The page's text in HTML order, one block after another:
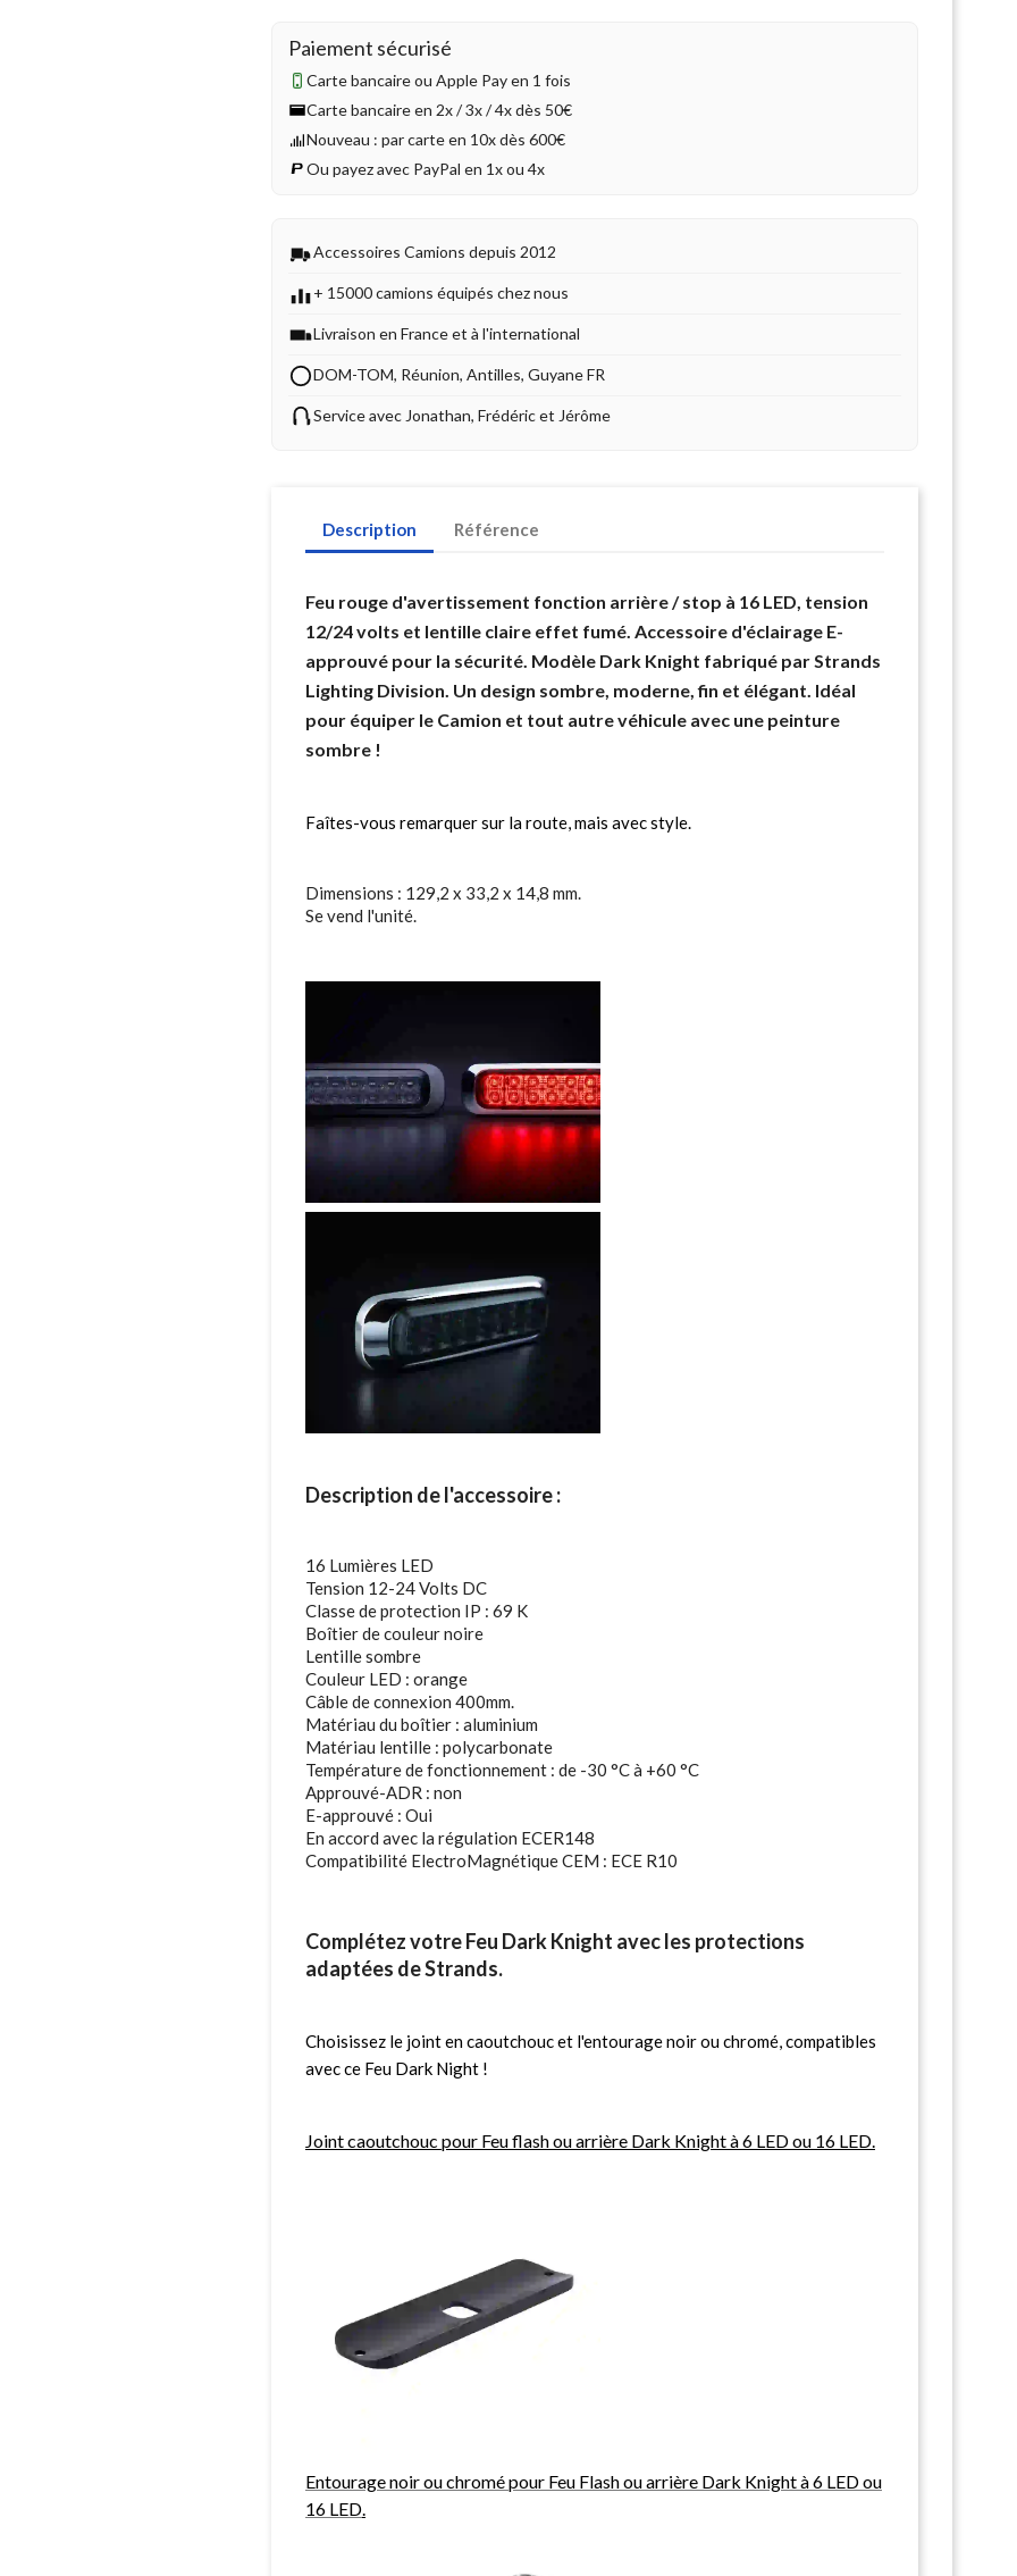
Paiement sécurisé
Carte bancaire ou Apple Pay en 1 fois
Carte bancaire en 2x / 3x / 4x dès 50€
Nouveau : par carte en 10x dès 600€
Ou payez avec PayPal en 1x ou 4x
Accessoires Camions depuis 2012
+ 15000 camions équipés chez nous
Livraison en France et à l'international
DOM-TOM, Réunion, Antilles, Guyane FR
Service avec Jonathan, Frédéric et Jérôme
Description Référence
Feu rouge d'avertissement fonction arrière / stop à 16 LED, tension
12/24 volts et lentille claire effet fumé. Accessoire d'éclairage E-
approuvé pour la sécurité. Modèle Dark Knight fabriqué par Strands
Lighting Division. Un design sombre, moderne, fin et élégant. Idéal
pour équiper le Camion et tout autre véhicule avec une peinture
sombre !
Faîtes-vous remarquer sur la route, mais avec style.
Dimensions : 129,2 x 33,2 x 14,8 mm.
Se vend l'unité.
Description de l'accessoire :
16 Lumières LED
Tension 12-24 Volts DC
Classe de protection IP : 69 K
Boîtier de couleur noire
Lentille sombre
Couleur LED : orange
Câble de connexion 400mm.
Matériau du boîtier : aluminium
Matériau lentille : polycarbonate
Température de fonctionnement : de -30 °C à +60 °C
Approuvé-ADR : non
E-approuvé : Oui
En accord avec la régulation ECER148
Compatibilité ElectroMagnétique CEM : ECE R10
Complétez votre Feu Dark Knight avec les protections
adaptées de Strands.
Choisissez le joint en caoutchouc et l'entourage noir ou chromé, compatibles
avec ce Feu Dark Night !
Joint caoutchouc pour Feu flash ou arrière Dark Knight à 6 LED ou 16 LED.
Entourage noir ou chromé pour Feu Flash ou arrière Dark Knight à 6 LED ou
16 LED.